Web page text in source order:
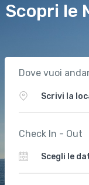
Scopri le
Dove vuoi
Check In - Out